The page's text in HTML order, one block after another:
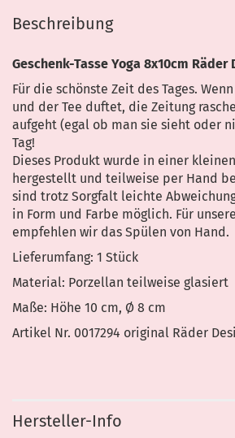
Beschreibung
Geschenk-Tasse Yoga 8x10cm Räder
Für die schönste Zeit des Tages.
und der Tee duftet, die Zeitung
aufgeht (egal ob man sie sieht oder
Tag!
Dieses Produkt wurde in einer
hergestellt und teilweise per Hand
sind trotz Sorgfalt leichte
in Form und Farbe möglich. Für
empfehlen wir das Spülen von Hand.
Lieferumfang: 1 Stück
Material: Porzellan teilweise glasiert
Maße: Höhe 10 cm, Ø 8 cm
Artikel Nr. 0017294 original Räder
Hersteller-Info